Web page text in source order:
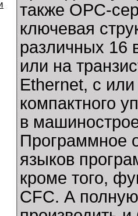
также OPC-
ключевая
различных 16
или на
Ethernet, с
компактного
в
Программное
языков
кроме того,
CFC. А